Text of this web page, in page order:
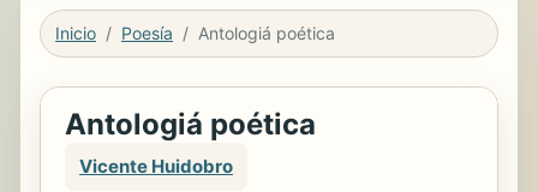
Inicio Poesía Antologiá poética
Antologiá poética
Vicente Huidobro